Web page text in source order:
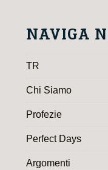
NAVIGA
TR
Chi Siamo
Profezie
Perfect Days
Argomenti